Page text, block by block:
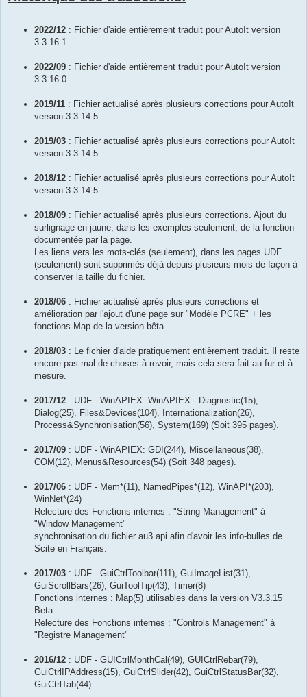
2022/12 : Fichier d'aide entièrement traduit pour AutoIt version
3.3.16.1
2022/09 : Fichier d'aide entièrement traduit pour AutoIt version
3.3.16.0
2019/11 : Fichier actualisé après plusieurs corrections pour AutoIt
version 3.3.14.5
2019/03 : Fichier actualisé après plusieurs corrections pour AutoIt
version 3.3.14.5
2018/12 : Fichier actualisé après plusieurs corrections pour AutoIt
version 3.3.14.5
2018/09 : Fichier actualisé après plusieurs corrections. Ajout du
surlignage en jaune, dans les exemples seulement, de la fonction
documentée par la page.
Les liens vers les mots-clés (seulement), dans les pages UDF
(seulement) sont supprimés déjà depuis plusieurs mois de façon à
conserver la taille du fichier.
2018/06 : Fichier actualisé après plusieurs corrections et
amélioration par l'ajout d'une page sur "Modèle PCRE" + les
fonctions Map de la version bêta.
2018/03 : Le fichier d'aide pratiquement entièrement traduit. Il reste
encore pas mal de choses à revoir, mais cela sera fait au fur et à
mesure.
2017/12 : UDF - WinAPIEX: WinAPIEX - Diagnostic(15),
Dialog(25), Files&Devices(104), Internationalization(26),
Process&Synchronisation(56), System(169) (Soit 395 pages).
2017/09 : UDF - WinAPIEX: GDI(244), Miscellaneous(38),
COM(12), Menus&Resources(54) (Soit 348 pages).
2017/06 : UDF - Mem*(11), NamedPipes*(12), WinAPI*(203),
WinNet*(24)
Relecture des Fonctions internes : "String Management" à
"Window Management"
synchronisation du fichier au3.api afin d'avoir les info-bulles de
Scite en Français.
2017/03 : UDF - GuiCtrlToolbar(111), GuiImageList(31),
GuiScrollBars(26), GuiToolTip(43), Timer(8)
Fonctions internes : Map(5) utilisables dans la version V3.3.15
Beta
Relecture des Fonctions internes : "Controls Management" à
"Registre Management"
2016/12 : UDF - GUICtrlMonthCal(49), GUICtrlRebar(79),
GuiCtrlIPAddress(15), GuiCtrlSlider(42), GuiCtrlStatusBar(32),
GuiCtrlTab(44)